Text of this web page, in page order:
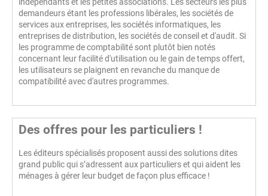
indépendants et les petites associations. Les secteurs les plus
demandeurs étant les professions libérales, les sociétés de
services aux entreprises, les sociétés informatiques, les
entreprises de distribution, les sociétés de conseil et d'audit. Si
les programme de comptabilité sont plutôt bien notés
concernant leur facilité d'utilisation ou le gain de temps offert,
les utilisateurs se plaignent en revanche du manque de
compatibilité avec d'autres programmes.
Des offres pour les particuliers !
Les éditeurs spécialisés proposent aussi des solutions dites
grand public qui s’adressent aux particuliers et qui aident les
ménages à gérer leur budget de façon plus efficace !